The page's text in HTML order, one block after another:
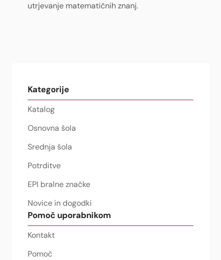
utrjevanje matematičnih znanj.
Kategorije
Katalog
Osnovna šola
Srednja šola
Potrditve
EPI bralne značke
Novice in dogodki
Pomoč uporabnikom
Kontakt
Pomoč